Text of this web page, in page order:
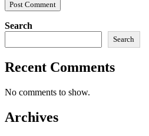
Search
Search
Recent Comments
No comments to show.
Archives